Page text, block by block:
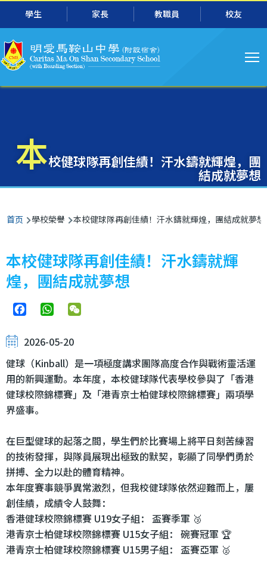
跳转到主要内容
學生 家長 教職員 校友
导
航
本校健球隊再創佳績！汗水鑄就輝煌，團
結成就夢想
面
包
屑
首页 學校榮譽 本校健球隊再創佳績！汗水鑄就輝煌，團結成就夢想
本校健球隊再創佳績！汗水鑄就輝
煌，團結成就夢想
FacebookWhatsApp
2026-05-20
健球（Kinball）是一項極度講求團隊高度合作與戰術靈活運
用的新興運動。本年度，本校健球隊代表學校參與了「香港
健球校際錦標賽」及「港青京士柏健球校際錦標賽」兩項學
界盛事。
在巨型健球的起落之間，學生們於比賽場上將平日刻苦練習
的技術發揮，與隊員展現出極致的默契，彰顯了同學們勇於
拼搏、全力以赴的體育精神。
本年度賽事競爭異常激烈，但我校健球隊依然迎難而上，屢
創佳績，成績令人鼓舞：
香港健球校際錦標賽 U19女子組： 盃賽季軍 🥉
港青京士柏健球校際錦標賽 U15女子組： 碗賽冠軍 🏆
港青京士柏健球校際錦標賽 U15男子組： 盃賽亞軍 🥈